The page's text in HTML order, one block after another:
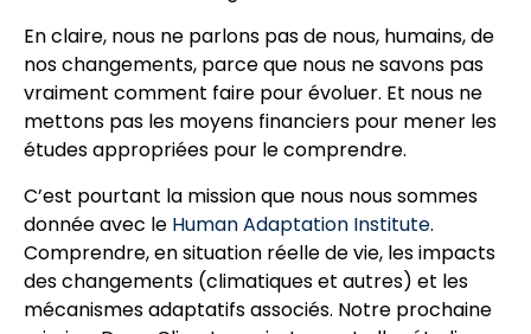
En claire, nous ne parlons pas de nous, humains, de
nos changements, parce que nous ne savons pas
vraiment comment faire pour évoluer. Et nous ne
mettons pas les moyens financiers pour mener les
études appropriées pour le comprendre.
C’est pourtant la mission que nous nous sommes
donnée avec le Human Adaptation Institute.
Comprendre, en situation réelle de vie, les impacts
des changements (climatiques et autres) et les
mécanismes adaptatifs associés. Notre prochaine